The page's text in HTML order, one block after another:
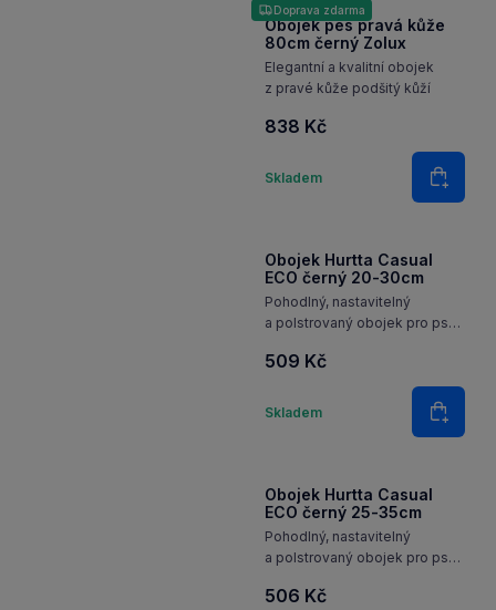
Doprava zdarma
Obojek pes pravá kůže
80cm černý Zolux
Elegantní a kvalitní obojek
z pravé kůže podšitý kůží
838 Kč
Skladem
Množství
Do
Obojek Hurtta Casual
ECO černý 20-30cm
Pohodlný, nastavitelný
a polstrovaný obojek pro psy
a s reflexními 3M prvky pro
509 Kč
Skladem
Množství
Do
Obojek Hurtta Casual
ECO černý 25-35cm
Pohodlný, nastavitelný
a polstrovaný obojek pro psy
a s reflexními 3M prvky pro
506 Kč